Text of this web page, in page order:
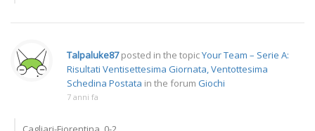
Talpaluke87posted in the topicYour Team – Serie A:
Risultati Ventisettesima Giornata, Ventottesima
Schedina Postata in the forum Giochi
7 anni fa